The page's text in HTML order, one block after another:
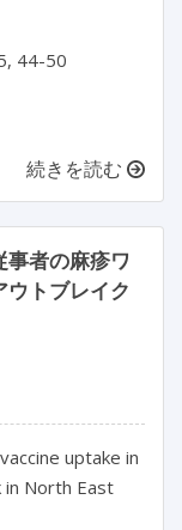
44-50
続きを読む
者の麻疹ワ
トブレイク
uptake in
North East